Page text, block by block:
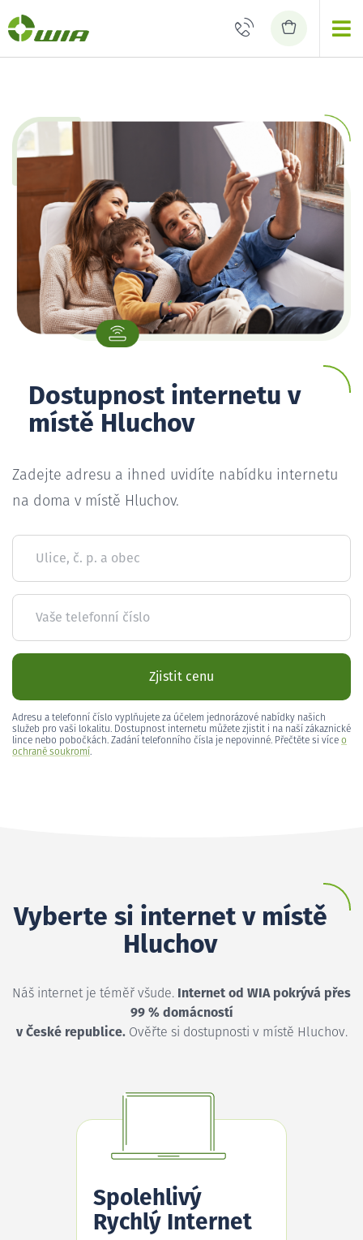
Dostupnost internetu v
místě Hluchov
Zadejte adresu a ihned uvidíte nabídku internetu
na doma v místě Hluchov.
Ulice, č. p. a obec
Vaše telefonní číslo
Zjistit cenu
Adresu a telefonní číslo vyplňujete za účelem jednorázové nabídky našich
služeb pro vaši lokalitu. Dostupnost internetu můžete zjistit i na naší zákaznické
lince nebo pobočkách. Zadání telefonního čísla je nepovinné. Přečtěte si více o
ochraně soukromí.
Vyberte si internet v místě
Hluchov
Náš internet je téměř všude. Internet od WIA pokrývá přes
99 % domácností
v České republice.Ověřte si dostupnosti v místě Hluchov.
Spolehlivý
Rychlý Internet